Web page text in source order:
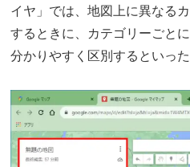
イヤ」では、地図上に異なる
するときに、カテゴリーごと
分かりやすく区別するといった